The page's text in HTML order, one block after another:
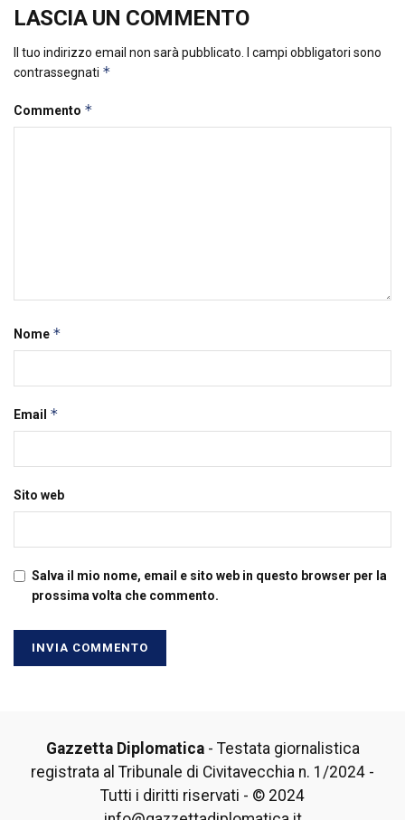
LASCIA UN COMMENTO
Il tuo indirizzo email non sarà pubblicato.
I campi obbligatori sono
contrassegnati *
Commento *
Nome *
Email *
Sito web
Salva il mio nome, email e sito web in questo browser per la
prossima volta che commento.
Gazzetta Diplomatica- Testata giornalistica
registrata al Tribunale di Civitavecchia n. 1/2024 -
Tutti i diritti riservati - © 2024